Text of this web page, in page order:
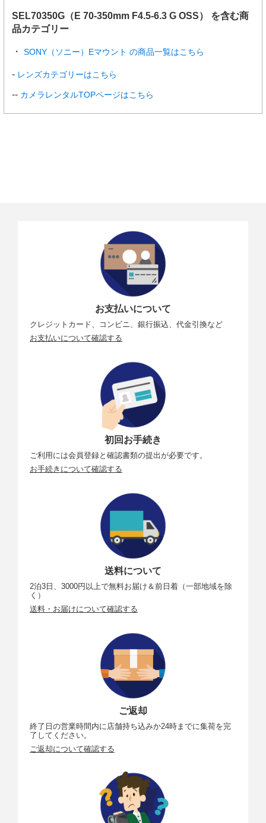
SEL70350G（E 70-350mm F4.5-6.3 G OSS） を含む商
品カテゴリー
SONY（ソニー）Eマウント の商品一覧はこちら
レンズカテゴリーはこちら
カメラレンタルTOPページはこちら
お支払いについて
クレジットカード、コンビニ、銀行振込、代金引換など
お支払いについて確認する
初回お手続き
ご利用には会員登録と確認書類の提出が必要です。
お手続きについて確認する
送料について
2泊3日、3000円以上で無料お届け＆前日着（一部地域を除
く）
送料・お届けについて確認する
ご返却
終了日の営業時間内に店舗持ち込みか24時までに集荷を完
了してください。
ご返却について確認する